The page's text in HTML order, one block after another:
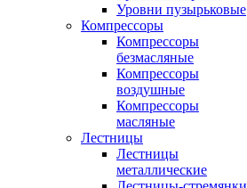
Уровни пузырьковые
Компрессоры
Компрессоры
безмасляные
Компрессоры
воздушные
Компрессоры
масляные
Лестницы
Лестницы
металлические